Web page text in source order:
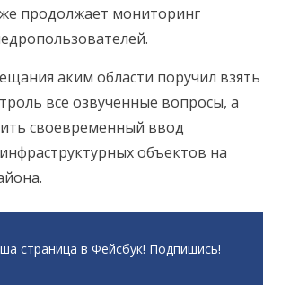
продолжает мониторинг
аким области поручил взять
все озвученные вопросы, а
своевременный ввод
объектов на
страница в Фейсбук! Подпишись!